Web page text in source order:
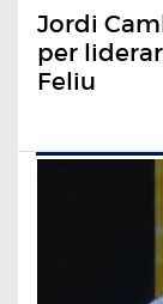
Jordi
per
Feliu